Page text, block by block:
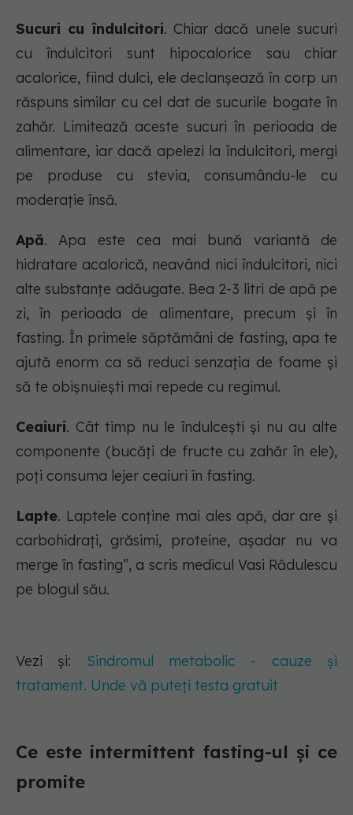
Sucuri cu îndulcitori. Chiar dacă unele sucuri
cu îndulcitori sunt hipocalorice sau chiar
acalorice, fiind dulci, ele declanșează în corp un
răspuns similar cu cel dat de sucurile bogate în
zahăr. Limitează aceste sucuri în perioada de
alimentare, iar dacă apelezi la îndulcitori, mergi
pe produse cu stevia, consumându-le cu
moderație însă.
Apă. Apa este cea mai bună variantă de
hidratare acalorică, neavând nici îndulcitori, nici
alte substanțe adăugate. Bea 2-3 litri de apă pe
zi, în perioada de alimentare, precum și în
fasting. În primele săptămâni de fasting, apa te
ajută enorm ca să reduci senzația de foame și
să te obișnuiești mai repede cu regimul.
Ceaiuri. Cât timp nu le îndulcești și nu au alte
componente (bucăți de fructe cu zahăr în ele),
poți consuma lejer ceaiuri în fasting.
Lapte. Laptele conține mai ales apă, dar are și
carbohidrați, grăsimi, proteine, așadar nu va
merge în fasting”, a scris medicul Vasi Rădulescu
pe blogul său.
Vezi și: Sindromul metabolic - cauze și
tratament. Unde vă puteți testa gratuit
Ce este intermittent fasting-ul și ce
promite